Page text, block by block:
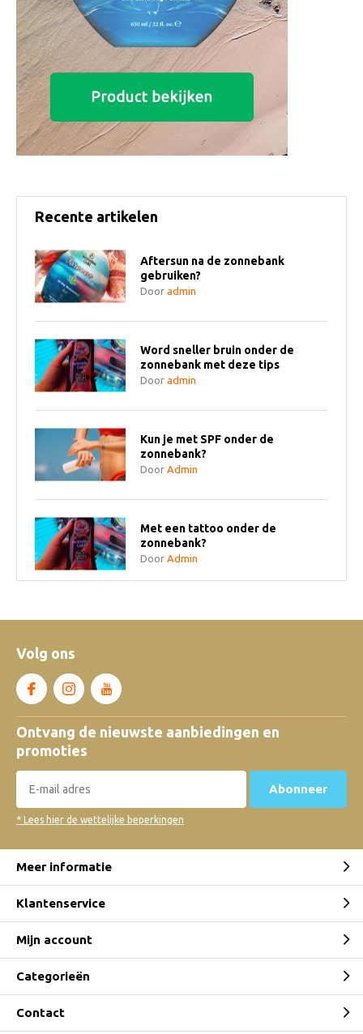
Recente artikelen
Aftersun na de zonnebank
gebruiken?
Door admin
Word sneller bruin onder de
zonnebank met deze tips
Door admin
Kun je met SPF onder de
zonnebank?
Door Admin
Met een tattoo onder de
zonnebank?
Door Admin
bodywash! Australian Gold Hemp
Chill Spray, Kids Lotion Sensitive
Protection & Face Guard Stick
Australian Gold SPF 30 Spray Gel
met Bronzer & SPF 50 Face met
Self Tanner
AUSTRALIAN GOLD
Volg ons
Ontvang de nieuwste aanbiedingen en
promoties
Abonneer
* Lees hier de wettelijke beperkingen
Meer informatie
Klantenservice
Mijn account
Categorieën
Contact